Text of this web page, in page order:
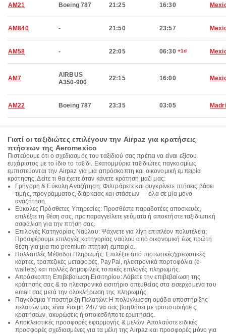
AM21 Boeing 787 21:25 16:30
AM840 - 21:50 23:57
AM58 - 22:05 06:30 +1d
AM7
AIRBUS
A350-900
22:15 16:00
AM22 Boeing 787 23:35 03:05
Γιατί οι ταξιδιώτες επιλέγουν την Airpaz για κρατήσεις
πτήσεων της Aeromexico
Πιστεύουμε ότι ο σχεδιασμός του ταξιδιού σας πρέπει να είναι εξίσου
ευχάριστος με το ίδιο το ταξίδι. Εκατομμύρια ταξιδιώτες παγκοσμίως
εμπιστεύονται την Airpaz για μια απρόσκοπτη και οικονομική εμπειρία
κράτησης. Δείτε τι θα έχετε όταν κάνετε κράτηση μαζί μας:
Γρήγορη & Εύκολη Αναζήτηση: Φιλτράρετε και συγκρίνετε πτήσεις βάσει
τιμής, προγράμματος, διάρκειας και στάσεων — όλα σε μία μόνο
αναζήτηση.
Εύκολες Πρόσθετες Υπηρεσίες: Προσθέστε παραδοτέες αποσκευές,
επιλέξτε τη θέση σας, προπαραγγείλετε γεύματα ή αποκτήστε ταξιδιωτική
ασφάλιση για την πτήση σας.
Επιλογές Κατηγορίας Ναύλου: Ψάχνετε για λίγη επιπλέον πολυτέλεια;
Προσφέρουμε επιλογές κατηγορίας ναύλου από οικονομική έως πρώτη
θέση για μια πιο premium πτητική εμπειρία.
Πολλαπλές Μέθοδοι Πληρωμής: Επιλέξτε από πιστωτικές/χρεωστικές
κάρτες, τραπεζικές μεταφορές, PayPal, ηλεκτρονικά πορτοφόλια (e-
wallets) και πολλές δημοφιλείς τοπικές επιλογές πληρωμής.
Απρόσκοπτη Επιβεβαίωση Εισιτηρίου: Λάβετε την επιβεβαίωση της
κράτησής σας & το ηλεκτρονικό εισιτήριο απευθείας στα εισερχόμενα του
email σας μετά την ολοκλήρωση της πληρωμής.
Παγκόσμια Υποστήριξη Πελατών: Η πολύγλωσση ομάδα υποστήριξης
πελατών μας είναι έτοιμη 24/7 να σας βοηθήσει με τροποποιήσεις
κρατήσεων, ακυρώσεις ή οποιεσδήποτε ερωτήσεις.
Αποκλειστικές προσφορές εφαρμογής & μελών: Απολαύστε ειδικές
προσφορές σχεδιασμένες για τα μέλη της Airpaz και προσφορές μόνο για